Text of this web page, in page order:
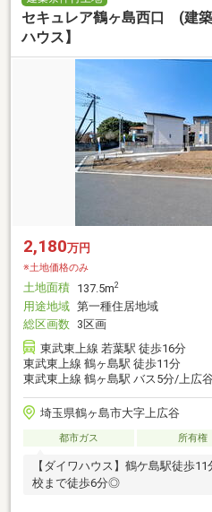
セキュレア鶴ヶ島西口 (建
ハウス】
2,180万円
※土地価格のみ
土地面積 137.5m2
用途地域 第一種住居地域
総区画数 3区画
東武東上線 若葉駅 徒歩16分
東武東上線 鶴ヶ島駅 徒歩11分
東武東上線 鶴ヶ島駅 バス5分/上広
埼玉県鶴ヶ島市大字上広谷
都市ガス 所有権
【ダイワハウス】鶴ケ島駅徒歩
校まで徒歩6分◎